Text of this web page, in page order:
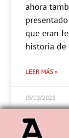
ahora
que eran
historia de
LEER MÁS »
15/03/2023